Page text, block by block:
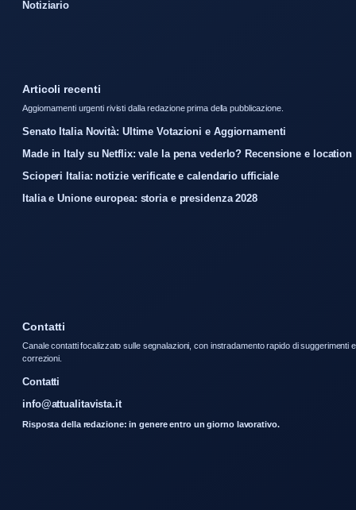
Notiziario
Articoli recenti
Aggiornamenti urgenti rivisti dalla redazione prima della pubblicazione.
Senato Italia Novità: Ultime Votazioni e Aggiornamenti
Made in Italy su Netflix: vale la pena vederlo? Recensione e location
Scioperi Italia: notizie verificate e calendario ufficiale
Italia e Unione europea: storia e presidenza 2028
Contatti
Canale contatti focalizzato sulle segnalazioni, con instradamento rapido di suggerimenti e
correzioni.
Contatti
info@attualitavista.it
Risposta della redazione: in genere entro un giorno lavorativo.